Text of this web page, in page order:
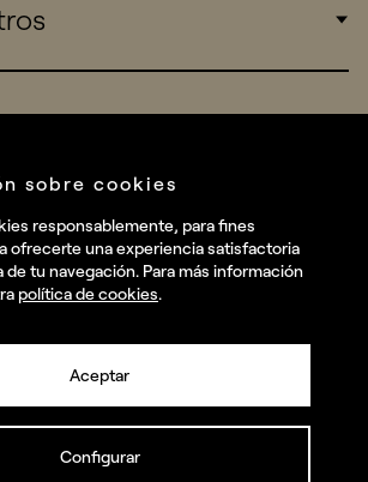
derechos reservados.
sobre cookies
responsablemente, para fines
ofrecerte una experiencia satisfactoria
de tu navegación. Para más información
política de cookies.
Aceptar
Configurar